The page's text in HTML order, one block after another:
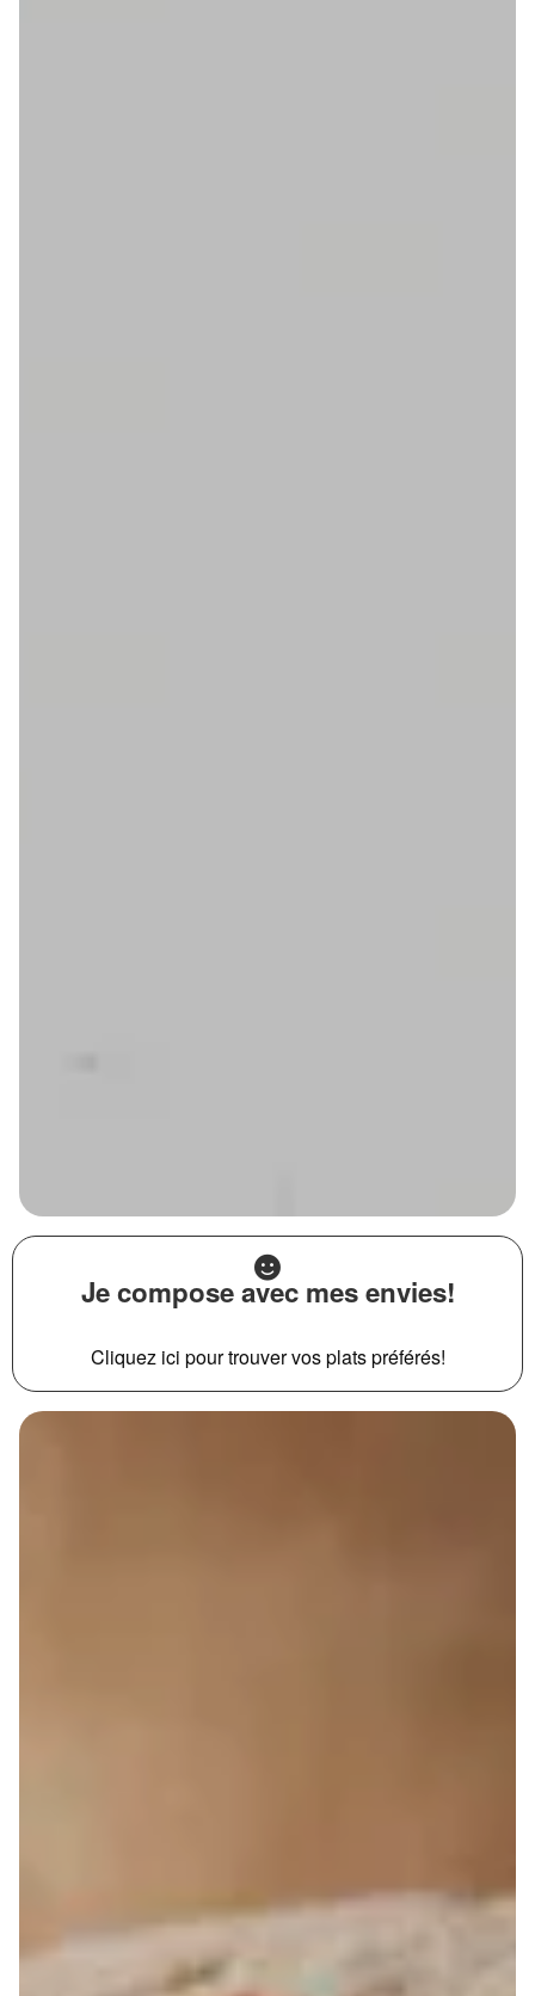
Je compose avec mes envies!
Cliquez ici pour trouver vos plats préférés!